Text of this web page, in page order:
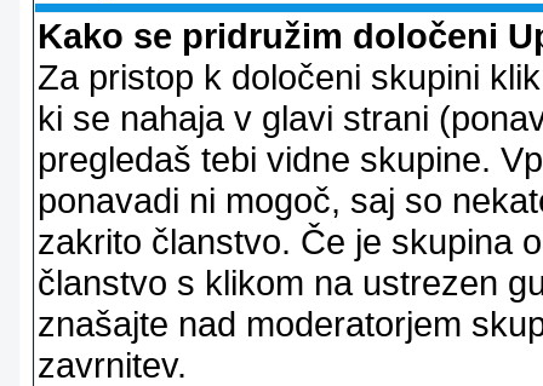
Kako se pridružim določeni
Za pristop k določeni skupini
ki se nahaja v glavi strani
pregledaš tebi vidne skupine.
ponavadi ni mogoč, saj so
zakrito članstvo. Če je skupina
članstvo s klikom na ustrezen
znašajte nad moderatorjem
zavrnitev.